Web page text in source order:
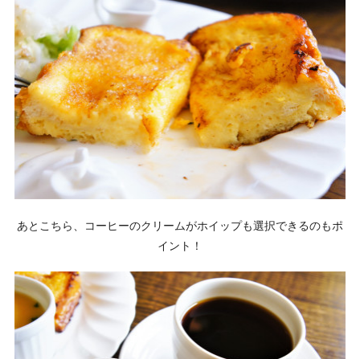
あとこちら、コーヒーのクリームがホイップも選択できるのもポ
イント！